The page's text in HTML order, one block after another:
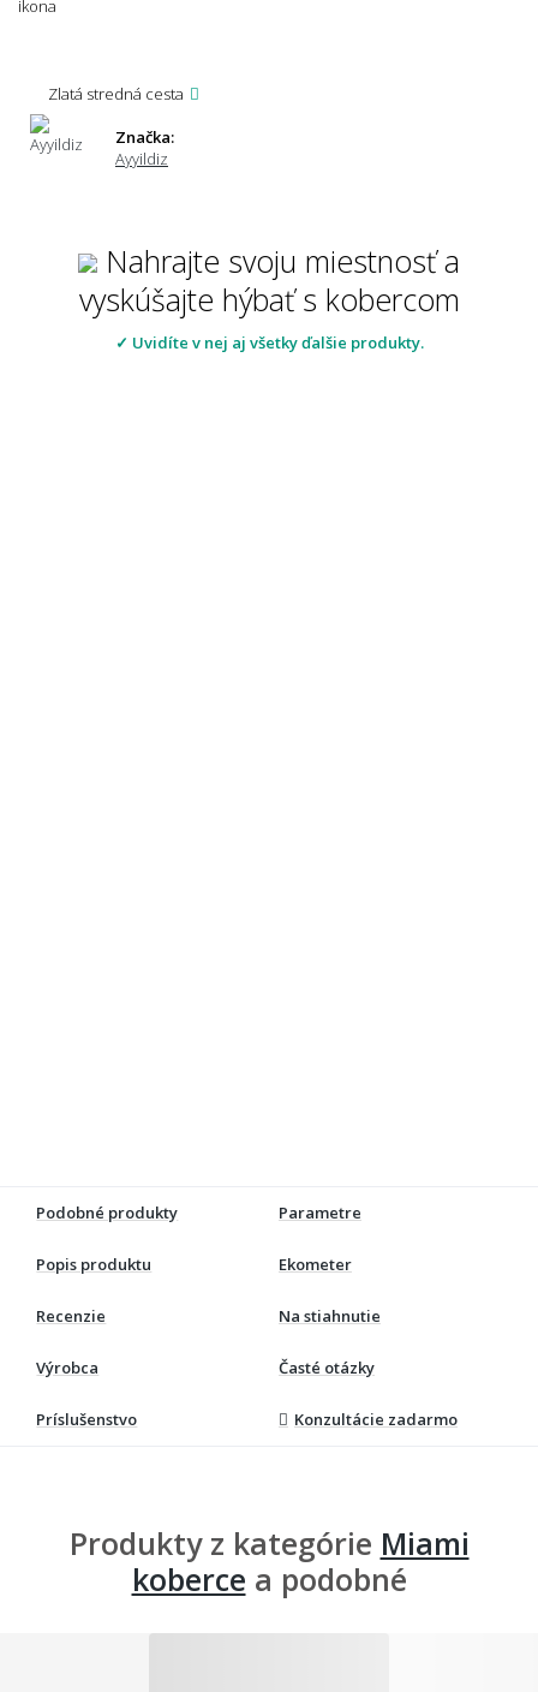
Zlatá stredná cesta
Značka:
Ayyildiz
Nahrajte svoju miestnosť a
vyskúšajte hýbať s kobercom
✓ Uvidíte v nej aj všetky ďalšie produkty.
Podobné produkty Parametre
Popis produktu Ekometer
Recenzie Na stiahnutie
Výrobca Časté otázky
Príslušenstvo Konzultácie zadarmo
Produkty z kategórie Miami
koberce a podobné